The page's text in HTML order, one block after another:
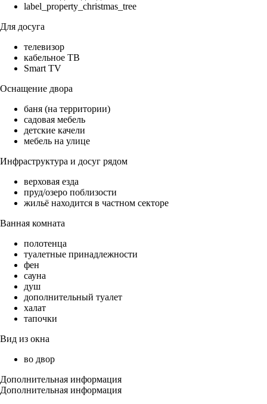
label_property_christmas_tree
Для досуга
телевизор
кабельное ТВ
Smart TV
Оснащение двора
баня (на территории)
садовая мебель
детские качели
мебель на улице
Инфраструктура и досуг рядом
верховая езда
пруд/озеро поблизости
жильё находится в частном секторе
Ванная комната
полотенца
туалетные принадлежности
фен
сауна
душ
дополнительный туалет
халат
тапочки
Вид из окна
во двор
Дополнительная информация
Дополнительная информация